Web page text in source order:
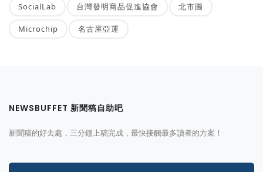
SocialLab 台灣發明商品促進協會 北市圖
Microchip 名古屋亞運
NEWSBUFFET 新聞稿自助吧
新聞稿的好去處，三分鐘上稿完成，最快接觸最多讀者的方案！